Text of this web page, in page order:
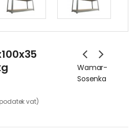
Wamar-
Sosenka
vat)